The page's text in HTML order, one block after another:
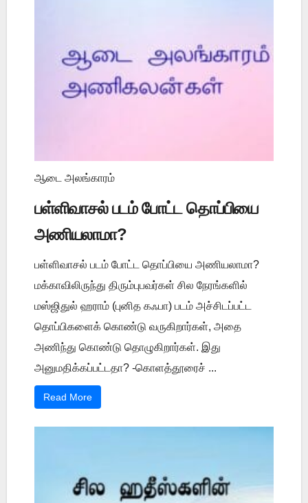
ஆடை அலங்காரம்
பள்ளிவாசல் படம் போட்ட தொப்பியை
அணியலாமா?
பள்ளிவாசல் படம் போட்ட தொப்பியை அணியலாமா?
மக்காவிலிருந்து திரும்புபவர்கள் சில நேரங்களில்
மஸ்ஜிதுல் ஹராம் (புனித கஃபா) படம் அச்சிடப்பட்ட
தொப்பிகளைக் கொண்டு வருகிறார்கள், அதை
அணிந்து கொண்டு தொழுகிறார்கள். இது
அனுமதிக்கப்பட்டதா? -கொளத்தூரைச் ...
Read More